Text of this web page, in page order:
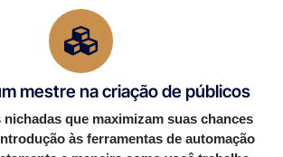
mestre na criação de públicos
que maximizam suas chances
às ferramentas de automação